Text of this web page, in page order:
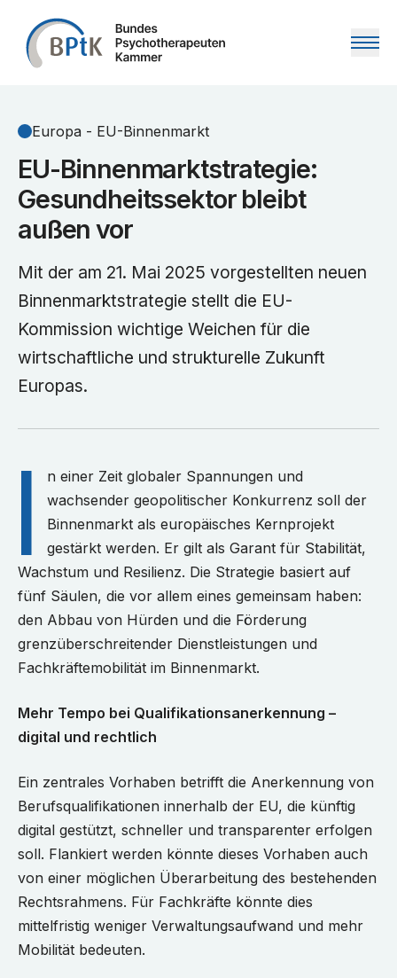
Zum Inhalt springen
Europa - EU-Binnenmarkt
EU-Binnenmarktstrategie:
Gesundheitssektor bleibt
außen vor
Mit der am 21. Mai 2025 vorgestellten neuen
Binnenmarktstrategie stellt die EU-
Kommission wichtige Weichen für die
wirtschaftliche und strukturelle Zukunft
Europas.
I
n einer Zeit globaler Spannungen und
wachsender geopolitischer Konkurrenz soll der
Binnenmarkt als europäisches Kernprojekt
gestärkt werden. Er gilt als Garant für Stabilität,
Wachstum und Resilienz. Die Strategie basiert auf
fünf Säulen, die vor allem eines gemeinsam haben:
den Abbau von Hürden und die Förderung
grenzüberschreitender Dienstleistungen und
Fachkräftemobilität im Binnenmarkt.
Mehr Tempo bei Qualifikationsanerkennung –
digital und rechtlich
Ein zentrales Vorhaben betrifft die Anerkennung von
Berufsqualifikationen innerhalb der EU, die künftig
digital gestützt, schneller und transparenter erfolgen
soll. Flankiert werden könnte dieses Vorhaben auch
von einer möglichen Überarbeitung des bestehenden
Rechtsrahmens. Für Fachkräfte könnte dies
mittelfristig weniger Verwaltungsaufwand und mehr
Mobilität bedeuten.